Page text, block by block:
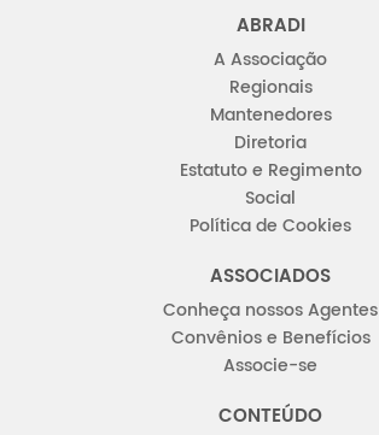
ABRADI
A Associação
Regionais
Mantenedores
Diretoria
Estatuto e Regimento
Social
Política de Cookies
ASSOCIADOS
Conheça nossos Agentes
Convênios e Benefícios
Associe-se
CONTEÚDO